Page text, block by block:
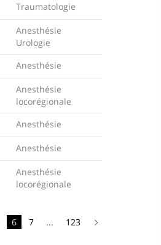
Traumatologie
Anesthésie
Urologie
Anesthésie
Anesthésie
locorégionale
Anesthésie
Anesthésie
Anesthésie
locorégionale
6 7 ... 123